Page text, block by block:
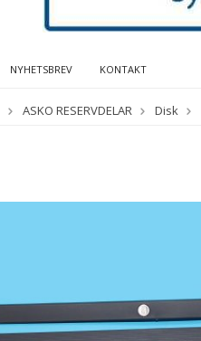
NYHETSBREV KONTAKT
ASKO RESERVDELAR Disk